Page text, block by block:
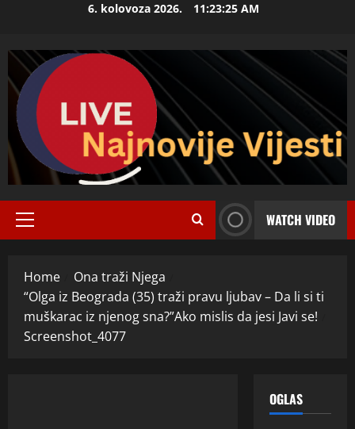
6. kolovoza 2026. 11:23:26 AM
Primary
WATCH VIDEO
Home
Ona traži Njega
“Olga iz Beograda (35) traži pravu ljubav – Da li si ti
muškarac iz njenog sna?”Ako mislis da jesi Javi se!
Screenshot_4077
OGLAS